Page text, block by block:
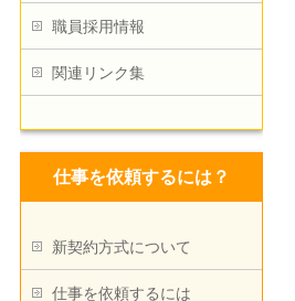
職員採用情報
関連リンク集
仕事を依頼するには？
新契約方式について
仕事を依頼するには